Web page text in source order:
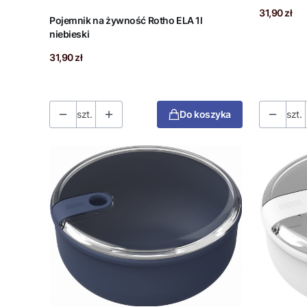
Pojemnik na żywność Rotho ELA 1l
niebieski
Cena
31,90 zł
szt. Do koszyka
Cena
31,90 zł
szt.